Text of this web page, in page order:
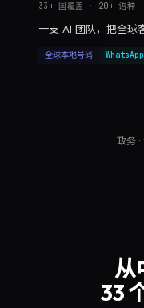
33+ 国覆盖 · 20+ 语种
一支 AI 团队，把全球
全球本地号码
政务 ·
从
33